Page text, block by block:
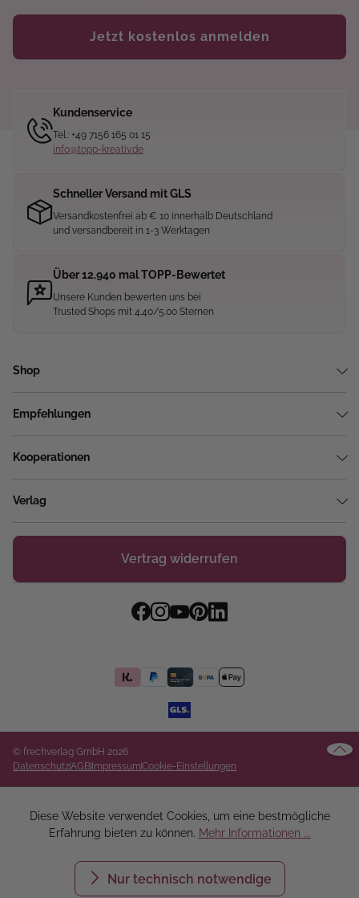
Jetzt kostenlos anmelden
Kundenservice
Tel.: +49 7156 165 01 15
info@topp-kreativ.de
Schneller Versand mit GLS
Versandkostenfrei ab € 10 innerhalb Deutschland
und versandbereit in 1-3 Werktagen
Über 12.940 mal TOPP-Bewertet
Unsere Kunden bewerten uns bei
Trusted Shops mit 4.40/5.00 Sternen
Shop
Empfehlungen
Kooperationen
Verlag
Vertrag widerrufen
© frechverlag GmbH 2026
DatenschutzAGB ImpressumCookie-Einstellungen
Diese Website verwendet Cookies, um eine bestmögliche
Erfahrung bieten zu können. Mehr Informationen ...
Nur technisch notwendige